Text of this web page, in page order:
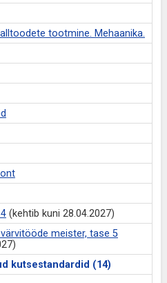
tootmine. Mehaanika.
(kehtib kuni 28.04.2027)
meister, tase 5
kutsestandardid (14)